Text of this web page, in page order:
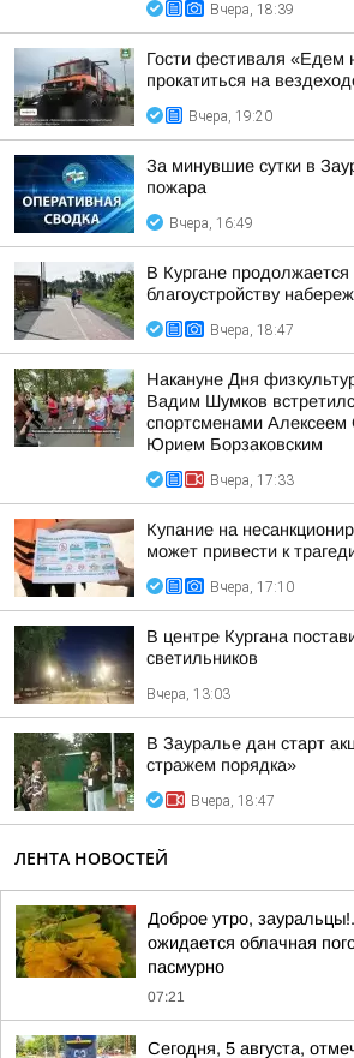
Вчера, 18:39
Гости фестиваля «Едем
прокатиться на
Вчера, 19:20
За минувшие сутки в
пожара
Вчера, 16:49
В Кургане продолжается
благоустройству
Вчера, 18:47
Накануне Дня
Вадим Шумков
спортсменами
Юрием Борзаковским
Вчера, 17:33
Купание на
может привести к
Вчера, 17:10
В центре Кургана
светильников
Вчера, 13:03
В Зауралье дан старт
стражем порядка»
Вчера, 18:47
ЛЕНТА НОВОСТЕЙ
Доброе утро,
ожидается облачная
пасмурно
07:21
Сегодня, 5 августа,